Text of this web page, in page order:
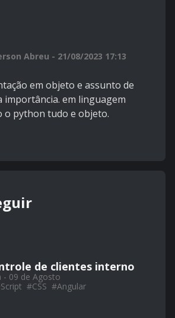
Abreu - 21/08/2023 17:13
em objeto e assunto de
importância. em linguagem
o python tudo e objeto.
de clientes interno
- 09 de Agosto
#CSS #Angular